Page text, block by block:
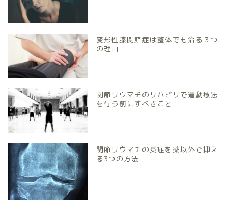
変形性膝関節症は整体でも治る３つ
の理由
関節リウマチのリハビリで運動療法
を行う前にすべきこと
関節リウマチの炎症を薬以外で抑え
る3つの方法